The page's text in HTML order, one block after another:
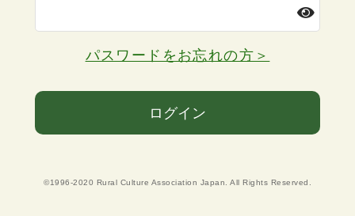
パスワードをお忘れの方＞
ログイン
©1996-2020 Rural Culture Association Japan. All Rights Reserved.